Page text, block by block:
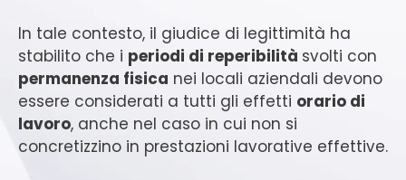
In tale contesto, il giudice di legittimità ha
stabilito che i periodi di reperibilità svolti con
permanenza fisica nei locali aziendali devono
essere considerati a tutti gli effetti orario di
lavoro, anche nel caso in cui non si
concretizzino in prestazioni lavorative effettive.